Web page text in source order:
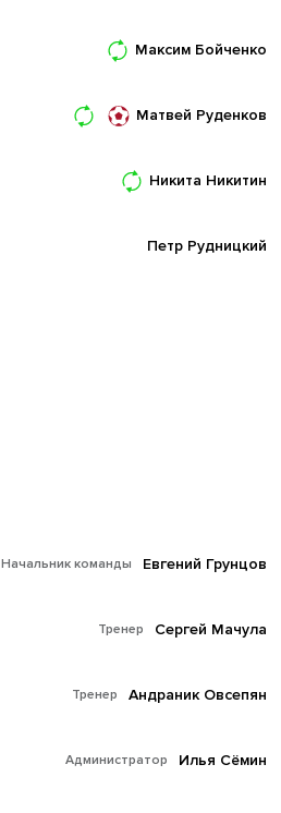
Максим Бойченко
Матвей Руденков
Никита Никитин
Петр Рудницкий
Начальник команды Евгений Грунцов
Тренер Сергей Мачула
Тренер Андраник Овсепян
Администратор Илья Сёмин